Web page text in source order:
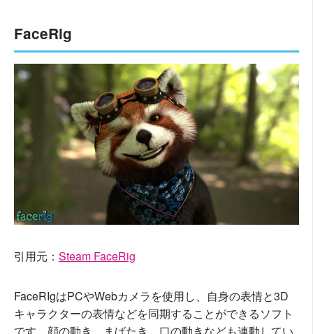
FaceRig
引用元： Steam FaceRig
FaceRIgはPCやWebカメラを使用し、自身の表情と3D
キャラクターの表情などを同期することができるソフト
です。顔の動き、まばたき、口の動きなども連動してい